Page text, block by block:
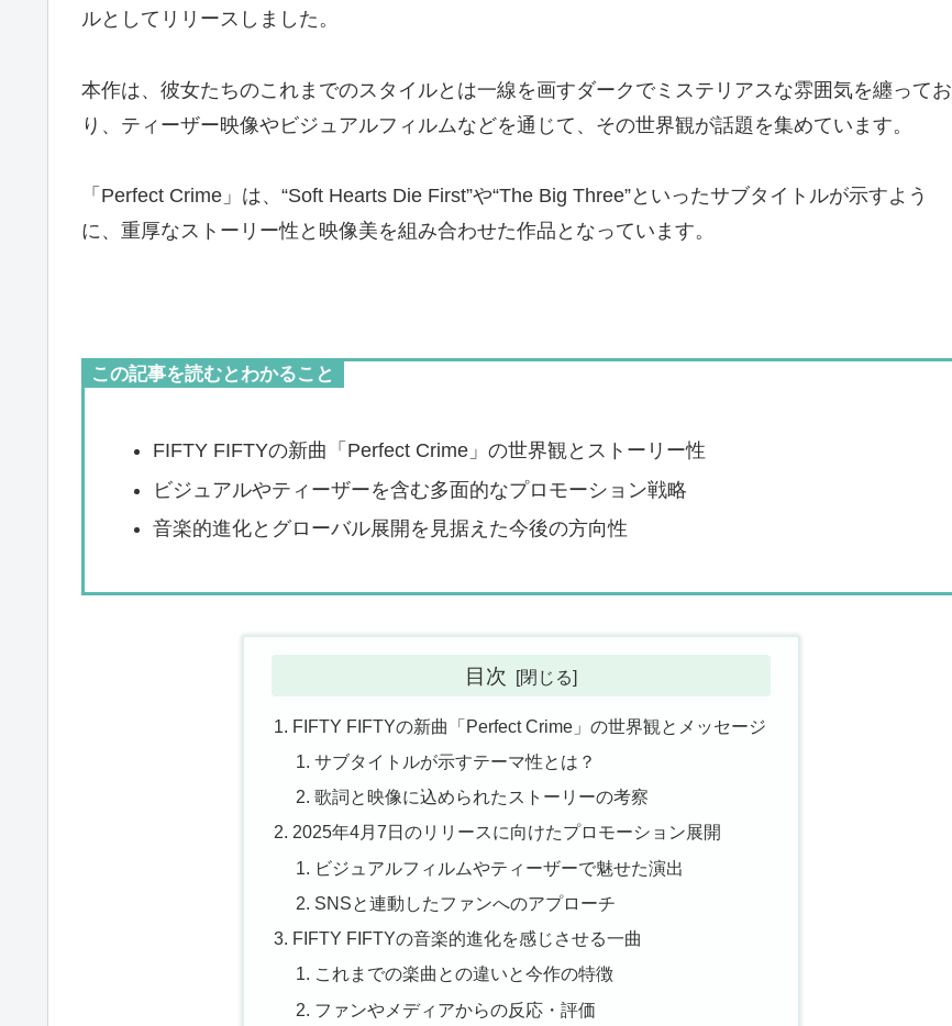
ルとしてリリースしました。
本作は、彼女たちのこれまでのスタイルとは一線を画すダークでミステリアスな雰囲気を纏ってお
り、ティーザー映像やビジュアルフィルムなどを通じて、その世界観が話題を集めています。
「Perfect Crime」は、“Soft Hearts Die First”や“The Big Three”といったサブタイトルが示すよう
に、重厚なストーリー性と映像美を組み合わせた作品となっています。
この記事を読むとわかること
FIFTY FIFTYの新曲「Perfect Crime」の世界観とストーリー性
ビジュアルやティーザーを含む多面的なプロモーション戦略
音楽的進化とグローバル展開を見据えた今後の方向性
目次
FIFTY FIFTYの新曲「Perfect Crime」の世界観とメッセージ
サブタイトルが示すテーマ性とは？
歌詞と映像に込められたストーリーの考察
2025年4月7日のリリースに向けたプロモーション展開
ビジュアルフィルムやティーザーで魅せた演出
SNSと連動したファンへのアプローチ
FIFTY FIFTYの音楽的進化を感じさせる一曲
これまでの楽曲との違いと今作の特徴
ファンやメディアからの反応・評価